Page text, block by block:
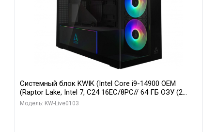
Системный блок KWIK (Intel Core i9-14900 OEM
(Raptor Lake, Intel 7, C24 16EC/8PC// 64 ГБ ОЗУ (2
модуля)/ Afox RTX4090 24GB GDDR6X 384-Bit 3xDP
Модель: KW-Live0103